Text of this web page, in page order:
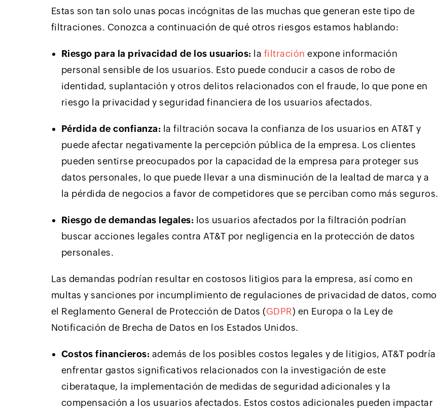
Estas son tan solo unas pocas incógnitas de las muchas que generan este tipo de
filtraciones. Conozca a continuación de qué otros riesgos estamos hablando:
Riesgo para la privacidad de los usuarios: la filtración expone información
personal sensible de los usuarios. Esto puede conducir a casos de robo de
identidad, suplantación y otros delitos relacionados con el fraude, lo que pone en
riesgo la privacidad y seguridad financiera de los usuarios afectados.
Pérdida de confianza: la filtración socava la confianza de los usuarios en AT&T y
puede afectar negativamente la percepción pública de la empresa. Los clientes
pueden sentirse preocupados por la capacidad de la empresa para proteger sus
datos personales, lo que puede llevar a una disminución de la lealtad de marca y a
la pérdida de negocios a favor de competidores que se perciban como más seguros.
Riesgo de demandas legales: los usuarios afectados por la filtración podrían
buscar acciones legales contra AT&T por negligencia en la protección de datos
personales.
Las demandas podrían resultar en costosos litigios para la empresa, así como en
multas y sanciones por incumplimiento de regulaciones de privacidad de datos, como
el Reglamento General de Protección de Datos (GDPR) en Europa o la Ley de
Notificación de Brecha de Datos en los Estados Unidos.
Costos financieros: además de los posibles costos legales y de litigios, AT&T podría
enfrentar gastos significativos relacionados con la investigación de este
ciberataque, la implementación de medidas de seguridad adicionales y la
compensación a los usuarios afectados. Estos costos adicionales pueden impactar